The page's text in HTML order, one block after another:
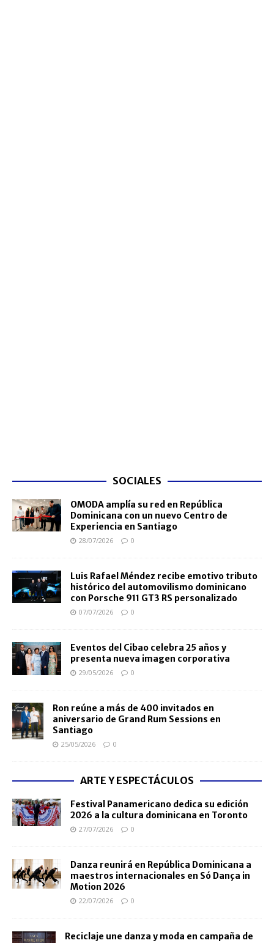
SOCIALES
OMODA amplía su red en República
Dominicana con un nuevo Centro de
Experiencia en Santiago
28/07/2026 0
Luis Rafael Méndez recibe emotivo tributo
histórico del automovilismo dominicano
con Porsche 911 GT3 RS personalizado
07/07/2026 0
Eventos del Cibao celebra 25 años y
presenta nueva imagen corporativa
29/05/2026 0
Ron reúne a más de 400 invitados en
aniversario de Grand Rum Sessions en
Santiago
25/05/2026 0
ARTE Y ESPECTÁCULOS
Festival Panamericano dedica su edición
2026 a la cultura dominicana en Toronto
27/07/2026 0
Danza reunirá en República Dominicana a
maestros internacionales en Só Dança in
Motion 2026
22/07/2026 0
Reciclaje une danza y moda en campaña de